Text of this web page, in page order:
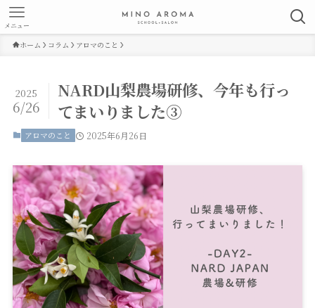
メニュー
ホーム コラム アロマのこと
NARD山梨農場研修、今年も行っ
てまいりました③
2025
6/26
アロマのこと 2025年6月26日